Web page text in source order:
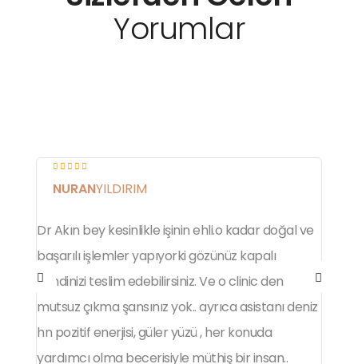
Yorumlar
NURANYILDIRIM
Dr Akın bey kesinlikle işinin ehli.o kadar doğal ve
başarılı işlemler yapıyorki gözünüz kapalı
kendinizi teslim edebilirsiniz. Ve o clinic den
mutsuz çıkma şansınız yok.. ayrıca asistanı deniz
hn pozitif enerjisi, güler yüzü , her konuda
yardımcı olma becerisiyle müthiş bir insan..